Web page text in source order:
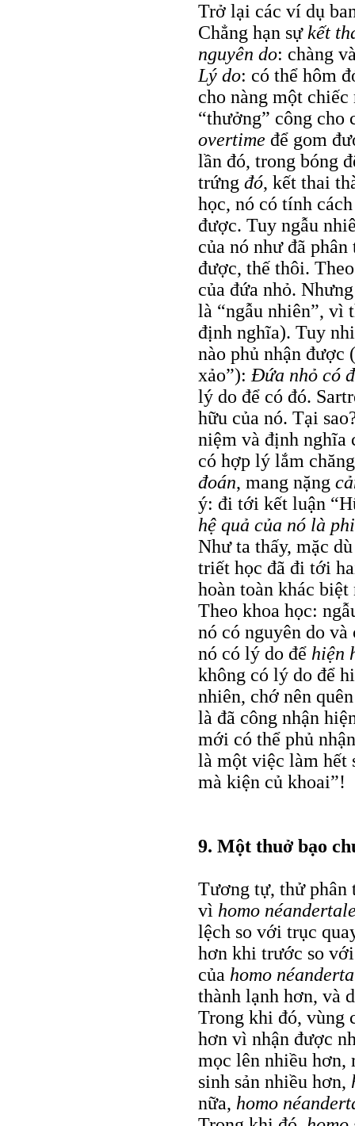
Trở lại các ví dụ
Chẳng hạn sự kết
nguyên do: chàng
Lý do: có thể hôm
cho nàng một chiếc
“thưởng” công cho
overtime để gom
lần đó, trong bóng
trứng đó, kết thai
học, nó có tính
được. Tuy ngẫu
của nó như đã
được, thế thôi.
của đứa nhỏ.
là “ngẫu nhiên”, vì
định nghĩa). Tuy
nào phủ nhận
xảo”): Đứa nhỏ có
lý do để có đó.
hữu của nó. Tại
niệm và định nghĩa
có hợp lý lắm
đoán, mang nặng
ý: đi tới kết luận
hệ quả của nó là
Như ta thấy, mặc
triết học đã đi tới
hoàn toàn khác
Theo khoa học:
nó có nguyên do
nó có lý do để hiện
không có lý do để
nhiên, chớ nên
là đã công nhận
mới có thể phủ
là một việc làm hết
mà kiện củ khoai”!
9. Một thuở bạo
Tương tự, thử phân
vì homo
lệch so với trục
hơn khi trước so
của homo
thành lạnh hơn, và
Trong khi đó, vùng
hơn vì nhận được
mọc lên nhiều hơn,
sinh sản nhiều hơn,
nữa, homo